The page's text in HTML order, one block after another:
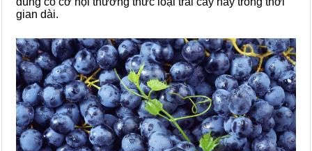
gian dài.